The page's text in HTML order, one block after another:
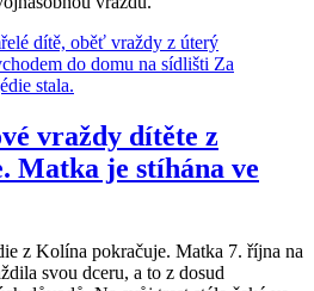
vraždy dítěte z
Matka je stíhána ve
z Kolína pokračuje. Matka 7. října na
svou dceru, a to z dosud